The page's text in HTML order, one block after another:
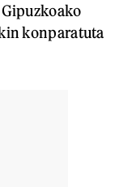
konparatuta